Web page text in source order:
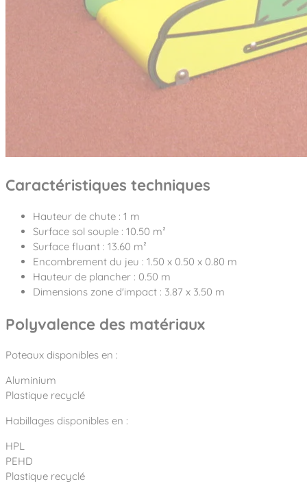
Caractéristiques techniques
Hauteur de chute : 1 m
Surface sol souple : 10.50 m²
Surface fluant : 13.60 m²
Encombrement du jeu : 1.50 x 0.50 x 0.80 m
Hauteur de plancher : 0.50 m
Dimensions zone d'impact : 3.87 x 3.50 m
Polyvalence des matériaux
Poteaux disponibles en :
Aluminium
Plastique recyclé
Habillages disponibles en :
HPL
PEHD
Plastique recyclé